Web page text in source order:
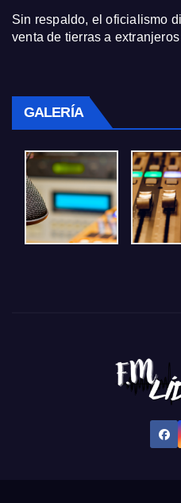
Sin respaldo, el oficialismo
venta de tierras a
GALERÍA